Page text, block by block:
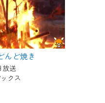
んど焼き
放送
クス